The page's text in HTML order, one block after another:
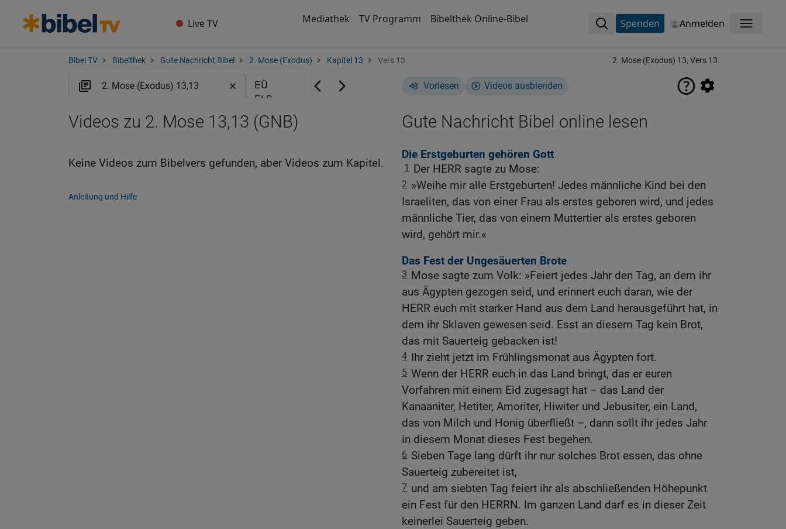
Live TV Mediathek TV Programm Bibelthek Online-Bibel Spenden Anmelden Menü
Bibel TV Bibelthek Gute Nachricht Bibel 2. Mose (Exodus) Kapitel 13 Vers 13 2. Mose (Exodus) 13, Vers 13
Vorlesen Videos ausblenden
Gute Nachricht Bibel online lesen
Die Erstgeburten gehören Gott
1 Der HERR sagte zu Mose:
2 »Weihe mir alle Erstgeburten! Jedes männliche Kind bei den
Israeliten, das von einer Frau als erstes geboren wird, und jedes
männliche Tier, das von einem Muttertier als erstes geboren
wird, gehört mir.«
Das Fest der Ungesäuerten Brote
3 Mose sagte zum Volk: »Feiert jedes Jahr den Tag, an dem ihr
aus Ägypten gezogen seid, und erinnert euch daran, wie der
HERR euch mit starker Hand aus dem Land herausgeführt hat, in
dem ihr Sklaven gewesen seid. Esst an diesem Tag kein Brot,
das mit Sauerteig gebacken ist!
4 Ihr zieht jetzt im Frühlingsmonat aus Ägypten fort.
5 Wenn der HERR euch in das Land bringt, das er euren
Vorfahren mit einem Eid zugesagt hat – das Land der
Kanaaniter, Hetiter, Amoriter, Hiwiter und Jebusiter, ein Land,
das von Milch und Honig überfließt –, dann sollt ihr jedes Jahr
in diesem Monat dieses Fest begehen.
6 Sieben Tage lang dürft ihr nur solches Brot essen, das ohne
Sauerteig zubereitet ist,
7 und am siebten Tag feiert ihr als abschließenden Höhepunkt
ein Fest für den HERRN. Im ganzen Land darf es in dieser Zeit
keinerlei Sauerteig geben.
Videos zu 2. Mose 13,13 (GNB)
Keine Videos zum Bibelvers gefunden, aber Videos zum Kapitel.
Anleitung und Hilfe